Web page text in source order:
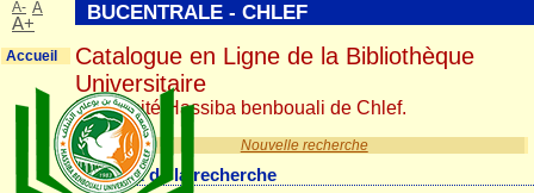
Nouvelle recherche
Résultat de la recherche
BUCENTRALE - CHLEF
Catalogue en Ligne de la Bibliothèque
Universitaire
Université Hassiba benbouali de Chlef.
A- A
A+
Accueil